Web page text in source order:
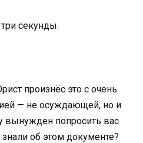
секунды.
произнёс это с очень
— не осуждающей, но и
вынужден попросить вас
об этом документе?